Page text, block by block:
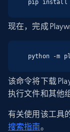
pip install
现在，完成
python -m
该命令将下载
执行文件和其他
有关使用该工具
搜索指南。